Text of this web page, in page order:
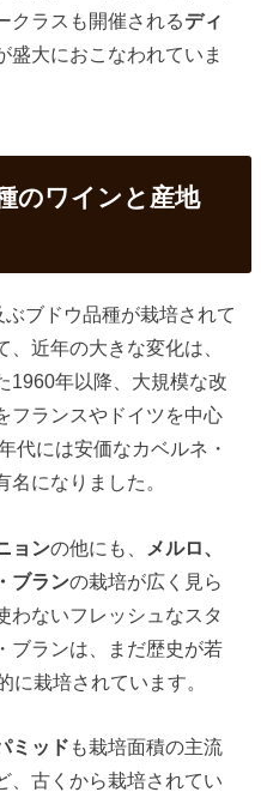
クラスも開催されるディ
盛大におこなわれていま
のワインと産地
ブドウ品種が栽培されて
近年の大きな変化は、
1960年以降、大規模な改
フランスやドイツを中心
代には安価なカベルネ・
になりました。
ョンの他にも、
メルロ、
ブランの栽培が広く見ら
わないフレッシュなスタ
ブランは、まだ歴史が若
に栽培されています。
ミッド も栽培面積の主流
、古くから栽培されてい